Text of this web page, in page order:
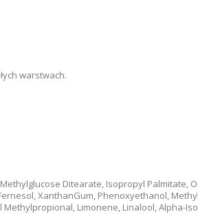
warstwach.
Ditearate, Isopropyl Palmitate,
XanthanGum, Phenoxyethanol,
Limonene, Linalool, Alpha-